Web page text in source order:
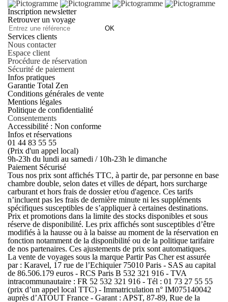
Inscription newsletter
Retrouver un voyage
OK
Services clients
Nous contacter
Espace client
Procédure de réservation
Sécurité de paiement
Infos pratiques
Garantie Total Zen
Conditions générales de vente
Mentions légales
Politique de confidentialité
Consentements
Accessibilité : Non conforme
Infos et réservations
01 44 83 55 55
(Prix d'un appel local)
9h-23h du lundi au samedi / 10h-23h le dimanche
Paiement Sécurisé
Tous nos prix sont affichés TTC, à partir de, par personne en base
chambre double, selon dates et villes de départ, hors surcharge
carburant et hors frais de dossier et/ou d'agence. Ces tarifs
n’incluent pas les frais de dernière minute ni les suppléments
spécifiques susceptibles de s’appliquer à certaines destinations.
Prix et promotions dans la limite des stocks disponibles et sous
réserve de disponibilité. Les prix affichés sont susceptibles d’être
modifiés à la hausse ou à la baisse au moment de la réservation en
fonction notamment de la disponibilité ou de la politique tarifaire
de nos partenaires. Ces ajustements de prix sont automatiques.
La vente de voyages sous la marque Partir Pas Cher est assurée
par : Karavel, 17 rue de l’Echiquier 75010 Paris - SAS au capital
de 86.506.179 euros - RCS Paris B 532 321 916 - TVA
intracommunautaire : FR 52 532 321 916 - Tél : 01 73 27 55 55
(prix d’un appel local TTC) - Immatriculation n° IM075140042
auprès d’ATOUT France - Garant : APST, 87-89, Rue de la